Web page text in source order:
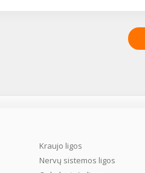
Kraujo ligos
Nervų sistemos ligos